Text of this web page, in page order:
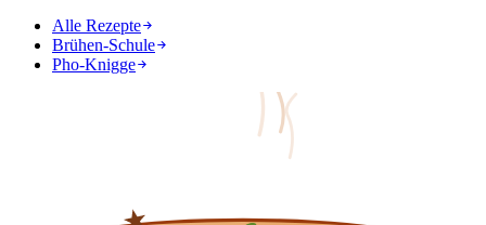
Alle Rezepte
Brühen-Schule
Pho-Knigge